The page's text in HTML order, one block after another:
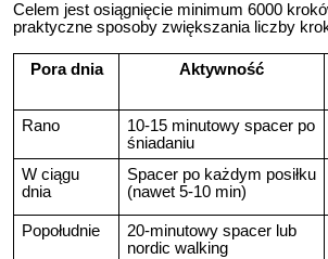
Celem jest osiągnięcie minimum 6000
praktyczne sposoby zwiększania liczby
Pora dnia Aktywność
Rano
10-15 minutowy spacer po
śniadaniu
W ciągu
dnia
Spacer po każdym posiłku
(nawet 5-10 min)
Popołudnie
20-minutowy spacer lub
nordic walking